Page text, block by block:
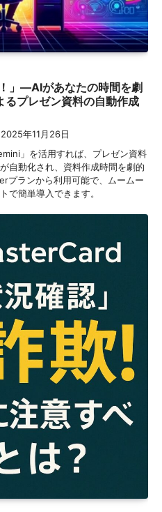
」—AIがあなたの時間を劇
プレゼン資料の自動作成
2025年11月26日
」を活用すれば、プレゼン資料
自動化され、資料作成時間を劇的
プランから利用可能で、ムームー
で簡単導入できます。